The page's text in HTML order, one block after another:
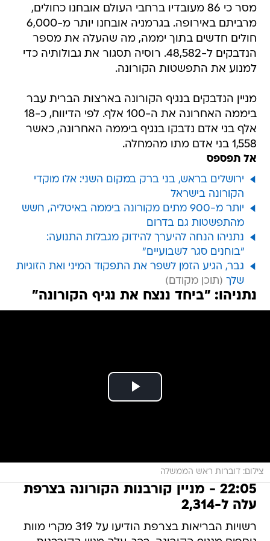
מסר כי 86 מעובדיו ברחבי העולם אובחנו כחולים,
מרביתם באירופה. בגרמניה אובחנו יותר מ-6,000
חולים חדשים בתוך יממה, מה שהעלה את מספר
הנדבקים ל-48,582. רוסיה תסגור את גבולותיה כדי
למנוע את התפשטות הקורונה.
מניין הנדבקים בנגיף הקורונה בארצות הברית עבר
ביממה האחרונה את ה-100 אלף. לפי הדיווח, כ-18
אלף בני אדם נדבקו בנגיף ביממה האחרונה, כאשר
1,558 בני אדם מתו מהמחלה.
אל תפספס
ירושלים בראש, בני ברק במקום השני: אלו מוקדי
הקורונה בישראל
יותר מ-900 מתים מקורונה ביממה באיטליה, חשש
מהתפשטות גם בדרום
נתניהו הנחה להיערך להידוק מגבלות התנועה:
"בוחנים סגר לשבועיים"
גבר, הגיע הזמן לשפר את התפקוד המיני ואת הזוגיות
שלך
נתניהו: "ביחד ננצח את נגיף הקורונה"
צילום: דוברות ראש הממשלה
22:05 - מניין קורבנות הקורונה בצרפת
עלה ל-2,314
רשויות הבריאות בצרפת הודיעו על 319 מקרי מוות